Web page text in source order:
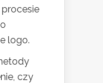
logo.
czy